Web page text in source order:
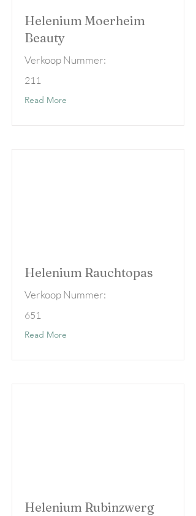
Helenium Moerheim
Beauty
Verkoop Nummer:
211
Read More
Helenium Rauchtopas
Verkoop Nummer:
651
Read More
Helenium Rubinzwerg